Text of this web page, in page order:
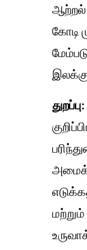
ஆற்றல்
கோடி
துறப்பு: